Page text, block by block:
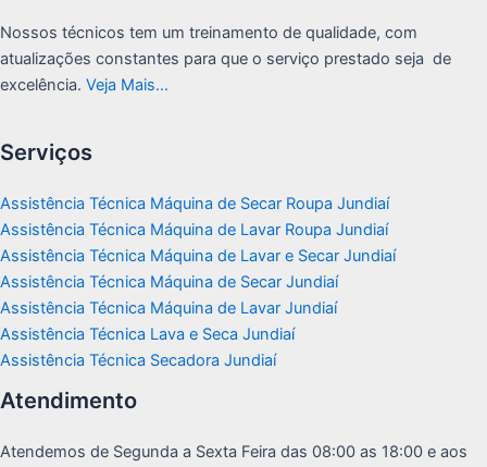
Nossos técnicos tem um treinamento de qualidade, com
atualizações constantes para que o serviço prestado seja de
excelência. Veja Mais…
Serviços
Assistência Técnica Máquina de Secar Roupa Jundiaí
Assistência Técnica Máquina de Lavar Roupa Jundiaí
Assistência Técnica Máquina de Lavar e Secar Jundiaí
Assistência Técnica Máquina de Secar Jundiaí
Assistência Técnica Máquina de Lavar Jundiaí
Assistência Técnica Lava e Seca Jundiaí
Assistência Técnica Secadora Jundiaí
Atendimento
Atendemos de Segunda a Sexta Feira das 08:00 as 18:00 e aos